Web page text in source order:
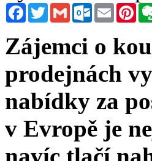
FacebookTwitterGmail Outlook.com
Email
Zájemci o
prodejnách
nabídky za
v Evropě je
navíc tlačí